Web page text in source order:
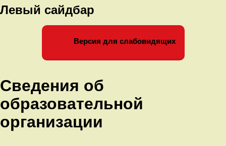
Левый сайдбар
Версия для слабовидящих
Сведения об
образовательной
организации